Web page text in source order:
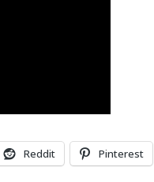
Reddit Pinterest